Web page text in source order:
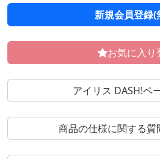
新規会員登録(
お気に入り
アイリス DASH!ペ
商品の仕様に関する質